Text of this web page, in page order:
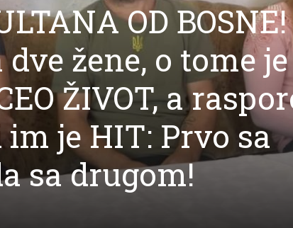
OD BOSNE!
žene, o tome je
ŽIVOT, a
je HIT: Prvo sa
sa drugom!